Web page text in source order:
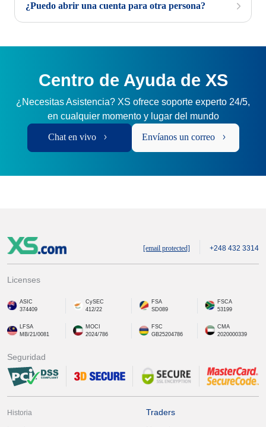
¿Puedo abrir una cuenta para otra persona?
Centro de Ayuda de XS
¿Necesitas Asistencia? XS ofrece soporte experto 24/5,
en cualquier momento y lugar del mundo
Chat en vivo Envíanos un correo
[email protected] +248 432 3314
Licenses
ASIC
374409
CySEC
412/22
FSA
SD089
FSCA
53199
LFSA
MB/21/0081
MOCI
2024/786
FSC
GB25204786
CMA
2020000339
Seguridad
Historia Traders